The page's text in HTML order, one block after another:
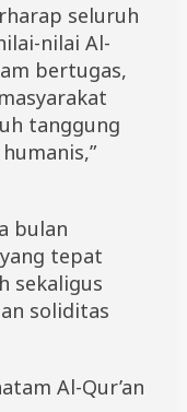
seluruh
nilai Al-
bertugas,
tanggung
bulan
tepat
sekaligus
soliditas
Al-Qur’an